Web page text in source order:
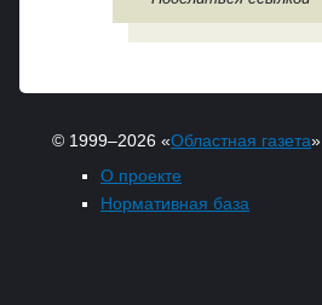
© 1999–2026 «Областная газета»
О проекте
Нормативная база